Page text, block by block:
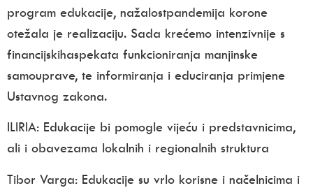
program edukacije, nažalostpandemija korone
otežala je realizaciju. Sada krećemo intenzivnije s
financijskihaspekata funkcioniranja manjinske
samouprave, te informiranja i educiranja primjene
Ustavnog zakona.
ILIRIA: Edukacije bi pomogle vijeću i predstavnicima,
ali i obavezama lokalnih i regionalnih struktura
Tibor Varga: Edukacije su vrlo korisne i načelnicima i